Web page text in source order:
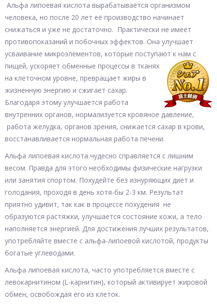
Альфа липоевая кислота вырабатывается организмом
человека, но после 20 лет её производство начинает
снижаться и уже не достаточно. Практически не имеет
противопоказаний и побочных эффектов. Она улучшает
усваивание микроэлементов, которые поступают к нам с
пищей, ускоряет обменные процессы в тканях
на клеточном уровне, превращает жиры в
жизненную энергию и сжигает сахар.
Благодаря этому улучшается работа
внутренних органов, нормализуется кровяное давление,
работа желудка, органов зрения, снижается сахар в крови,
восстанавливается нормальная работа печени.
Альфа липоевая кислота чудесно справляется с лишним
весом. Правда для этого необходимы физические нагрузки
или занятия спортом. Похудейте без изнуряющих диет и
голодания, проходя в день хотя-бы 2-3 км. Результат
приятно удивит, так как в процессе похудения не
образуются растяжки, улучшается состояние кожи, а тело
наполняется энергией. Для достижения лучших результатов,
употребляйте вместе с альфа-липоевой кислотой, продукты
богатые углеводами.
Альфа липоевая кислота, часто употребляется вместе с
левокарнитином (L-карнитин), который активирует жировой
обмен, освобождая его из клеток.